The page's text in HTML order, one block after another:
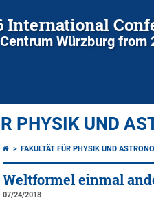
International
Würzburg from
PHYSIK UND
FAKULTÄT FÜR PHYSIK UND
Weltformel einmal
07/24/2018